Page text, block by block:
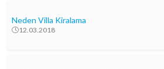
Neden Villa Kiralama
12.03.2018